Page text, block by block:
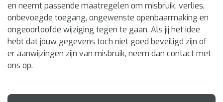
en neemt passende maatregelen om misbruik, verlies,
onbevoegde toegang, ongewenste openbaarmaking en
ongeoorloofde wijziging tegen te gaan. Als jij het idee
hebt dat jouw gegevens toch niet goed beveiligd zijn of
er aanwijzingen zijn van misbruik, neem dan contact met
ons op.